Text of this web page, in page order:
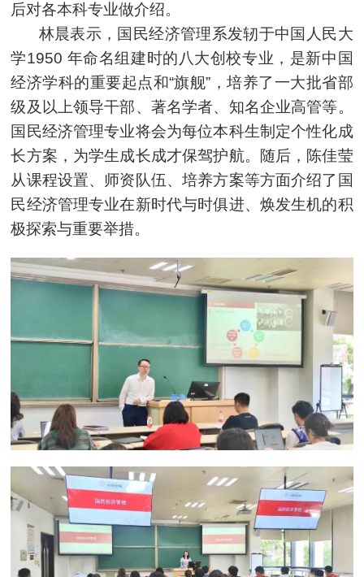
后对各本科专业做介绍。
林晨表示，国民经济管理系发轫于中国人民大
学1950 年命名组建时的八大创校专业，是新中国
经济学科的重要起点和“旗舰”，培养了一大批省部
级及以上领导干部、著名学者、知名企业高管等。
国民经济管理专业将会为每位本科生制定个性化成
长方案，为学生成长成才保驾护航。随后，陈佳莹
从课程设置、师资队伍、培养方案等方面介绍了国
民经济管理专业在新时代与时俱进、焕发生机的积
极探索与重要举措。